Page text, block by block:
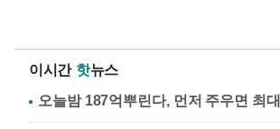
이시간 핫뉴스